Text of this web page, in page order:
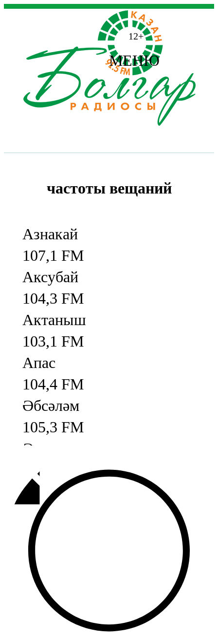
12+
МЕНЮ
частоты вещаний
Азнакай
107,1 FM
Аксубай
104,3 FM
Актаныш
103,1 FM
Апас
104,4 FM
Әбсәләм
105,3 FM
Әлмәт
92,9 FM
Базарлы матак
107,1 FM
Балык бистәсе
104,9 FM
Баулы
107,5 FM
Биләр